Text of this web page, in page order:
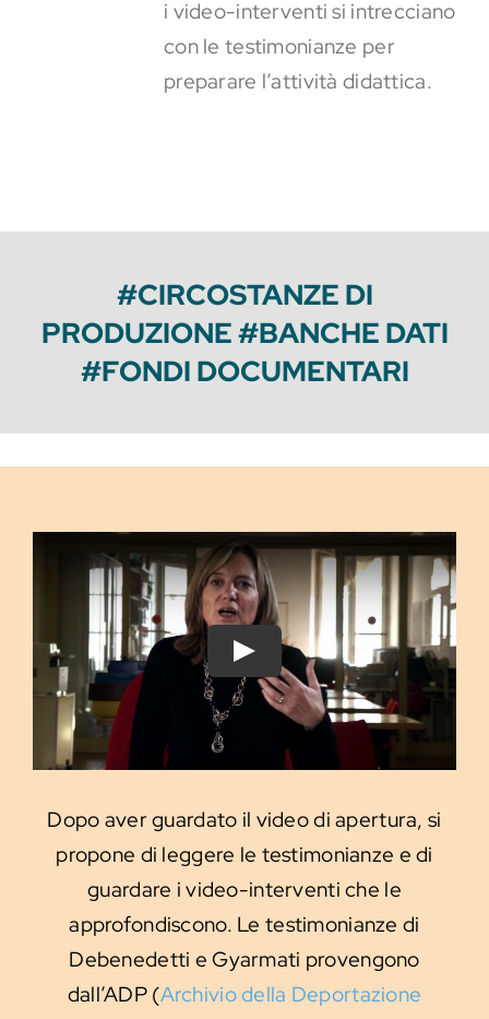
i video-interventi si intrecciano
con le testimonianze per
preparare l’attività didattica.
#CIRCOSTANZE DI
PRODUZIONE #BANCHE DATI
#FONDI DOCUMENTARI
Play
Dopo aver guardato il video di apertura, si
propone di leggere le testimonianze e di
guardare i video-interventi che le
approfondiscono. Le testimonianze di
Debenedetti e Gyarmati provengono
dall’ADP (Archivio della Deportazione